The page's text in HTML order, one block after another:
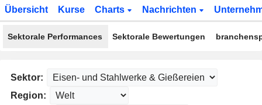
Übersicht Kurse Charts Nachrichten
Sektorale Performances Sektorale Bewertungen
Sektor:
Region: